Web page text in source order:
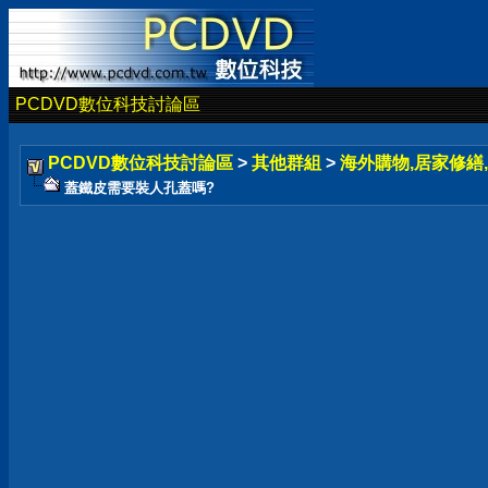
PCDVD數位科技討論區
PCDVD數位科技討論區 > 其他群組 > 海外購物,居家修
蓋鐵皮需要裝人孔蓋嗎?